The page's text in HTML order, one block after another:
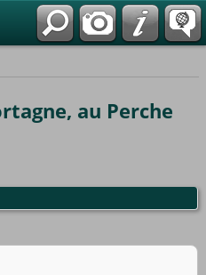
au Perche